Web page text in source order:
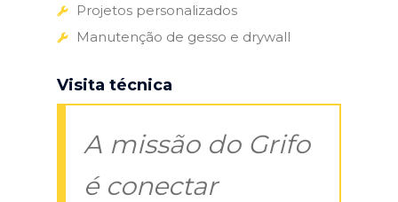
Projetos personalizados
Manutenção de gesso e drywall
Visita técnica
A missão do Grifo
é conectar